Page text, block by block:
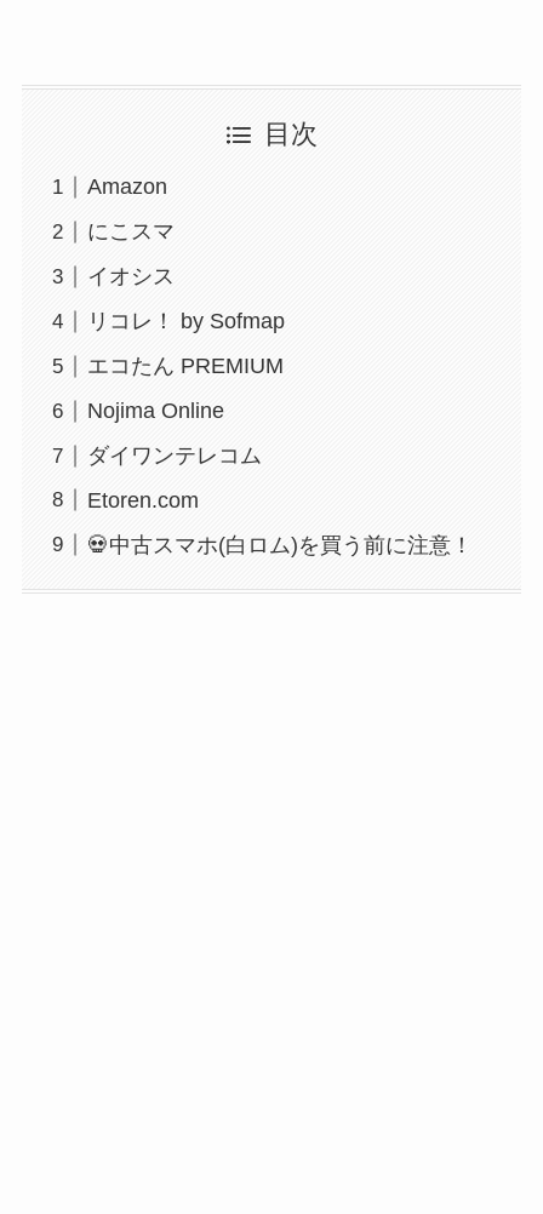
目次
Amazon
にこスマ
イオシス
リコレ！ by Sofmap
エコたん PREMIUM
Nojima Online
ダイワンテレコム
Etoren.com
💀中古スマホ(白ロム)を買う前に注意！